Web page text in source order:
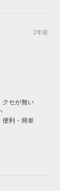
2年前
クセが無い
便利・簡単